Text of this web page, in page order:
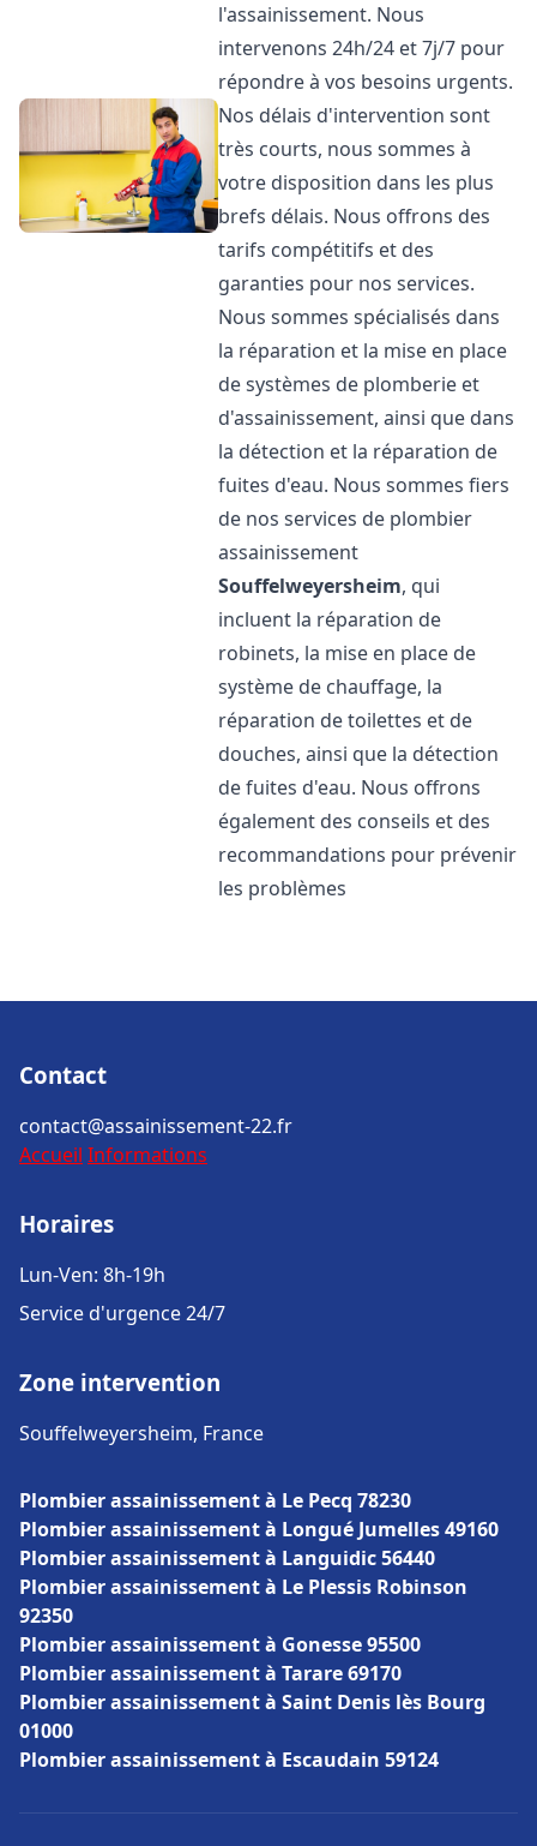
l'assainissement. Nous
intervenons 24h/24 et 7j/7 pour
répondre à vos besoins urgents.
Nos délais d'intervention sont
très courts, nous sommes à
votre disposition dans les plus
brefs délais. Nous offrons des
tarifs compétitifs et des
garanties pour nos services.
Nous sommes spécialisés dans
la réparation et la mise en place
de systèmes de plomberie et
d'assainissement, ainsi que dans
la détection et la réparation de
fuites d'eau. Nous sommes fiers
de nos services de plombier
assainissement
Souffelweyersheim, qui
incluent la réparation de
robinets, la mise en place de
système de chauffage, la
réparation de toilettes et de
douches, ainsi que la détection
de fuites d'eau. Nous offrons
également des conseils et des
recommandations pour prévenir
les problèmes
Contact
contact@assainissement-22.fr
Accueil Informations
Horaires
Lun-Ven: 8h-19h
Service d'urgence 24/7
Zone intervention
Souffelweyersheim, France
Plombier assainissement à Le Pecq 78230
Plombier assainissement à Longué Jumelles 49160
Plombier assainissement à Languidic 56440
Plombier assainissement à Le Plessis Robinson
92350
Plombier assainissement à Gonesse 95500
Plombier assainissement à Tarare 69170
Plombier assainissement à Saint Denis lès Bourg
01000
Plombier assainissement à Escaudain 59124